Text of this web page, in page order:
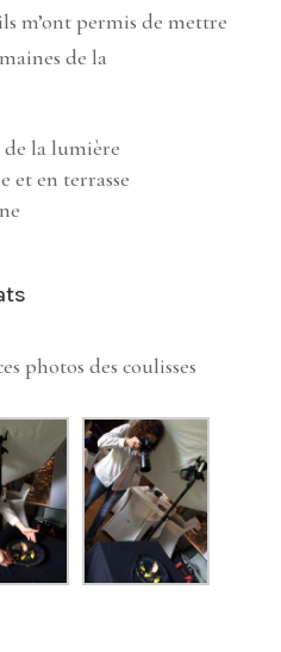
m’ont permis de mettre
de la
la lumière
et en terrasse
photos des coulisses